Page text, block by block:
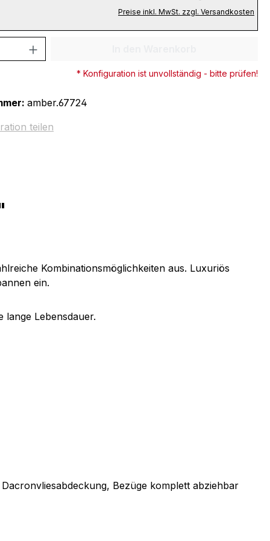
Preise inkl. MwSt. zzgl. Versandkosten
Anzahl: Gib den gewünschten Wert
* Konfiguration ist unvollständig - bitte prüfen!
amber.67724
teilen
Kombinationsmöglichkeiten aus. Luxuriös
ein.
lange Lebensdauer.
Bezüge komplett abziehbar